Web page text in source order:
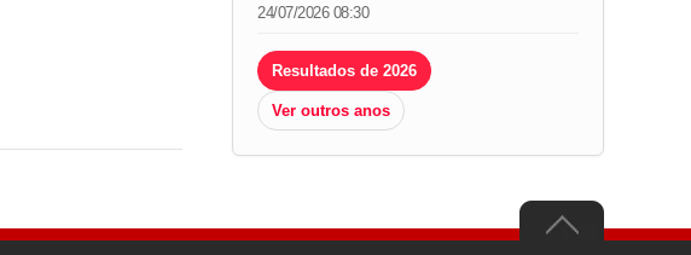
24/07/2026 08:30
Resultados de 2026
Ver outros anos